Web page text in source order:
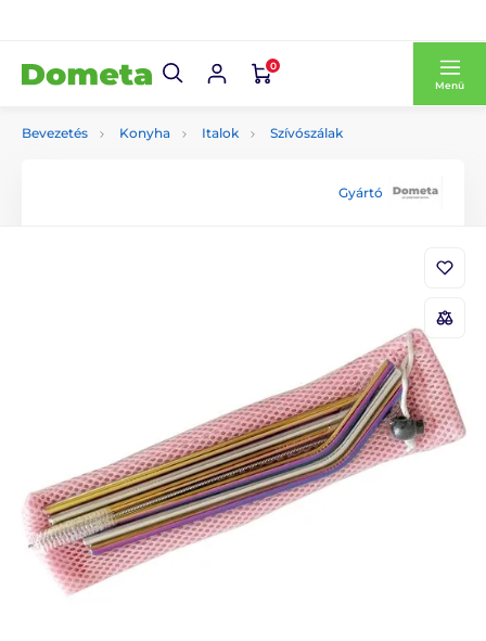
0
Menü
Bevezetés Konyha Italok Szívószálak
Gyártó